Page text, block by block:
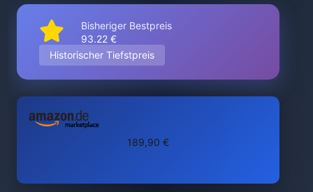
Bisheriger Bestpreis
93.22 €
Historischer Tiefstpreis
189,90 €